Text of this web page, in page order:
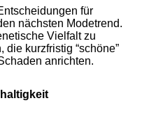
für
nächsten Modetrend.
Vielfalt zu
kurzfristig “schöne”
anrichten.